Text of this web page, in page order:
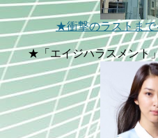
★衝撃のラストまで
★「エイジハラスメント